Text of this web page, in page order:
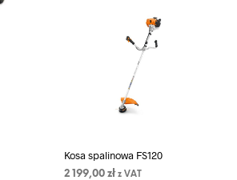
Kosa spalinowa FS120
2 199,00 zł z VAT